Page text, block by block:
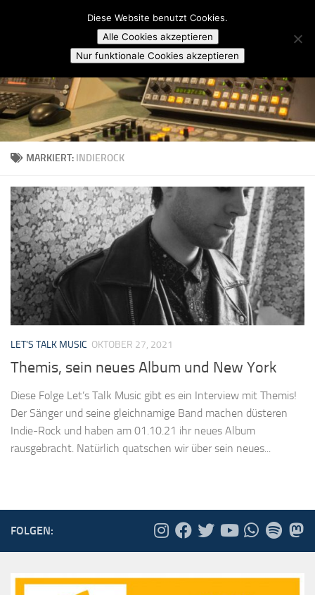
Skip to content
Campusradio Karlsruhe
MARKIERT: INDIEROCK
LET'S TALK MUSIC OKTOBER 27, 2021
Themis, sein neues Album und New York
Diese Folge Let’s Talk Music gibt es ein Interview mit Themis!
Der Sänger und seine gleichnamige Band machen düsteren
Indie-Rock und haben am 01.10.21 ihr neues Album
rausgebracht. Natürlich quatschen wir über sein neues...
FOLGEN:
Diese Website benutzt Cookies.
Alle Cookies akzeptieren
Nur funktionale Cookies akzeptieren